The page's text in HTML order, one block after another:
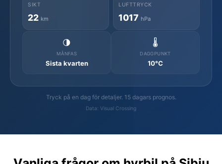
SIKT
22 km
LUFTTRYCK
1017 hPa
🌗
MÅNFAS
Sista kvarten
🌡️
DAGGPUNKT
10°C
Tryck på en dag för detaljer. 15 dagars prognos.
Data: Visual Crossing